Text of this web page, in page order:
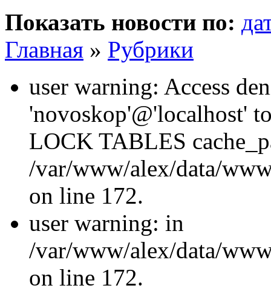
Показать новости по:
Главная » Рубрики
user warning: Access
'novoskop'@'localhost'
LOCK TABLES
/var/www/alex/data/
on line 172.
user warning: in
/var/www/alex/data/
on line 172.